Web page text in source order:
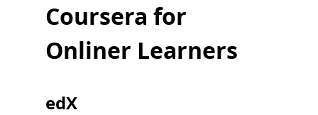
Coursera for
Onliner Learners
edX